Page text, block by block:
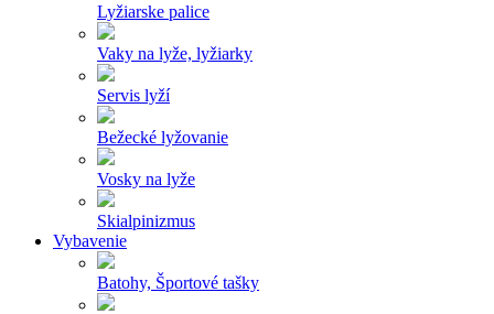
Lyžiarske palice
Vaky na lyže, lyžiarky
Servis lyží
Bežecké lyžovanie
Vosky na lyže
Skialpinizmus
Vybavenie
Batohy, Športové tašky